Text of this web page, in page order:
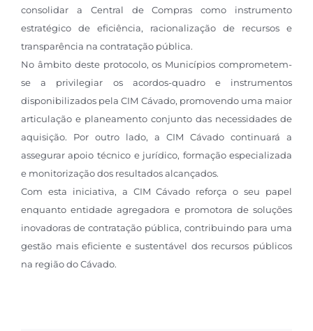
consolidar a Central de Compras como instrumento
estratégico de eficiência, racionalização de recursos e
transparência na contratação pública.
No âmbito deste protocolo, os Municípios comprometem-
se a privilegiar os acordos-quadro e instrumentos
disponibilizados pela CIM Cávado, promovendo uma maior
articulação e planeamento conjunto das necessidades de
aquisição. Por outro lado, a CIM Cávado continuará a
assegurar apoio técnico e jurídico, formação especializada
e monitorização dos resultados alcançados.
Com esta iniciativa, a CIM Cávado reforça o seu papel
enquanto entidade agregadora e promotora de soluções
inovadoras de contratação pública, contribuindo para uma
gestão mais eficiente e sustentável dos recursos públicos
na região do Cávado.